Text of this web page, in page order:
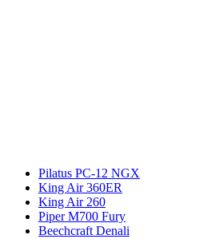
Pilatus PC-12 NGX
King Air 360ER
King Air 260
Piper M700 Fury
Beechcraft Denali